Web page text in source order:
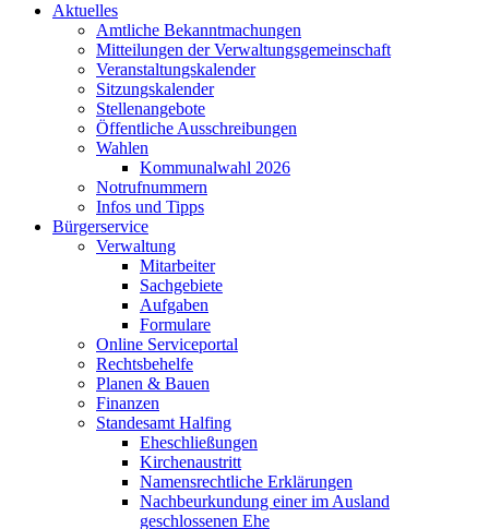
Aktuelles
Amtliche Bekanntmachungen
Mitteilungen der Verwaltungsgemeinschaft
Veranstaltungskalender
Sitzungskalender
Stellenangebote
Öffentliche Ausschreibungen
Wahlen
Kommunalwahl 2026
Notrufnummern
Infos und Tipps
Bürgerservice
Verwaltung
Mitarbeiter
Sachgebiete
Aufgaben
Formulare
Online Serviceportal
Rechtsbehelfe
Planen & Bauen
Finanzen
Standesamt Halfing
Eheschließungen
Kirchenaustritt
Namensrechtliche Erklärungen
Nachbeurkundung einer im Ausland
geschlossenen Ehe